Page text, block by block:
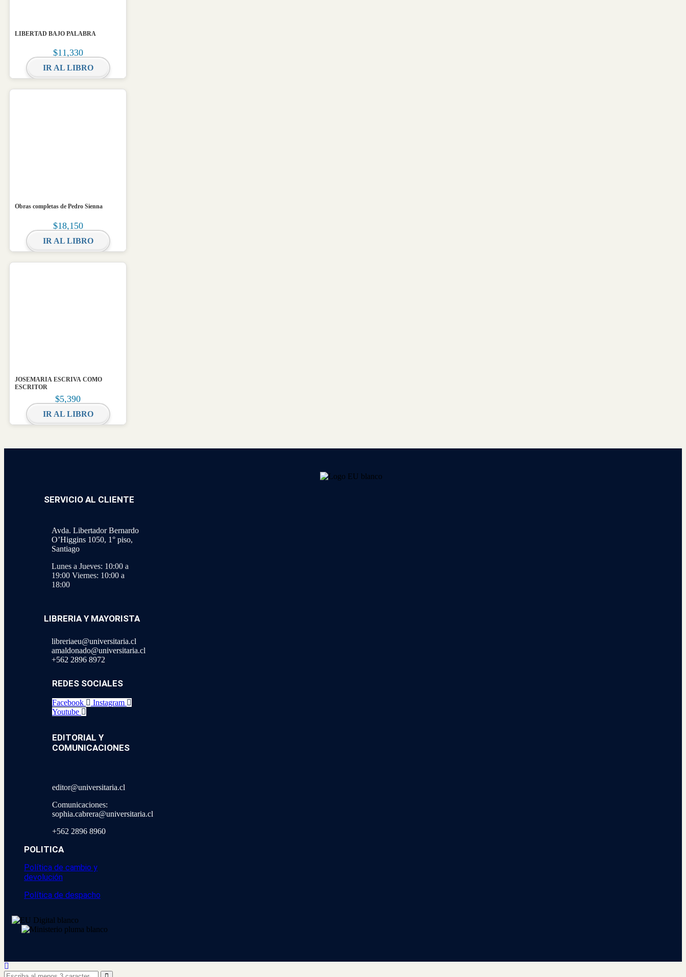
LIBERTAD BAJO PALABRA
$11,330
IR AL LIBRO
Obras completas de Pedro Sienna
$18,150
IR AL LIBRO
JOSEMARIA ESCRIVA COMO
ESCRITOR
$5,390
IR AL LIBRO
SERVICIO AL CLIENTE
Avda. Libertador Bernardo
O’Higgins 1050, 1° piso,
Santiago
Lunes a Jueves: 10:00 a
19:00 Viernes: 10:00 a
18:00
LIBRERIA Y MAYORISTA
libreriaeu@universitaria.cl
amaldonado@universitaria.cl
+562 2896 8972
REDES SOCIALES
Facebook
Instagram
Youtube
EDITORIAL Y
COMUNICACIONES
editor@universitaria.cl
Comunicaciones:
sophia.cabrera@universitaria.cl
+562 2896 8960
POLITICA
Política de cambio y
devolución
Política de despacho